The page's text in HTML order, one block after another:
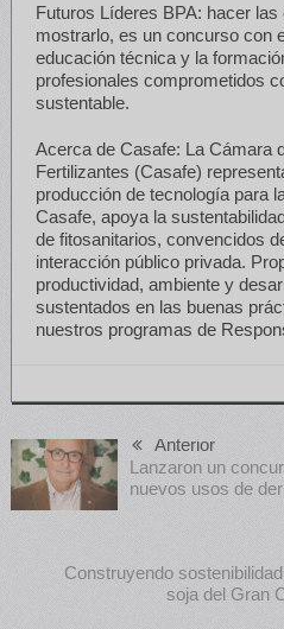
Futuros Líderes BPA: hacer
mostrarlo, es un concurso con
educación técnica y la
profesionales comprometidos
sustentable.
Acerca de Casafe: La Cámara
Fertilizantes (Casafe)
producción de tecnología para
Casafe, apoya la
de fitosanitarios, convencidos
interacción público privada.
productividad, ambiente y
sustentados en las buenas
nuestros programas de
Anterior
Lanzaron un
nuevos usos de
Construyendo
soja del Gran